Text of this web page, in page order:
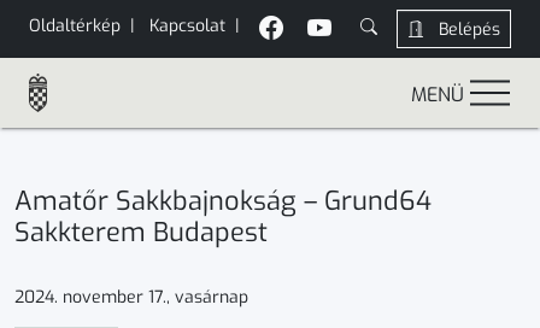
Oldaltérkép | Kapcsolat | Belépés
MENÜ
Amatőr Sakkbajnokság – Grund64
Sakkterem Budapest
2024. november 17., vasárnap